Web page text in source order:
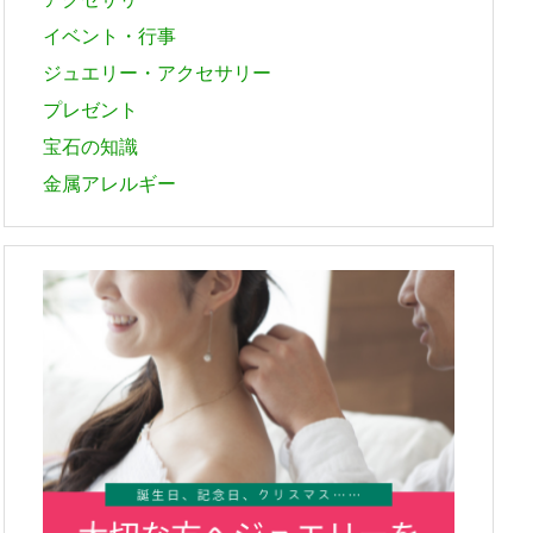
イベント・行事
ジュエリー・アクセサリー
プレゼント
宝石の知識
金属アレルギー